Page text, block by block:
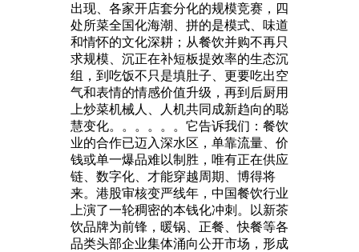
出现、各家开店套分化的规模竞赛，四
处所菜全国化海潮、拼的是模式、味道
和情怀的文化深耕；从餐饮并购不再只
求规模、沉正在补短板提效率的生态沉
组，到吃饭不只是填肚子、更要吃出空
气和表情的情感价值升级，再到后厨用
上炒菜机械人、人机共同成新趋向的聪
慧变化。。。。。。它告诉我们：餐饮
业的合作已迈入深水区，单靠流量、价
钱或单一爆品难以制胜，唯有正在供应
链、数字化、才能穿越周期、博得将
来。港股审核变严线年，中国餐饮行业
上演了一轮稠密的本钱化冲刺。以新茶
饮品牌为前锋，暖锅、正餐、快餐等各
品类头部企业集体涌向公开市场，形成